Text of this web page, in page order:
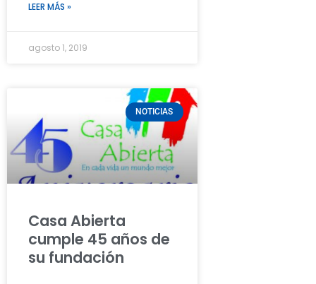
LEER MÁS »
agosto 1, 2019
NOTICIAS
Casa Abierta
cumple 45 años de
su fundación